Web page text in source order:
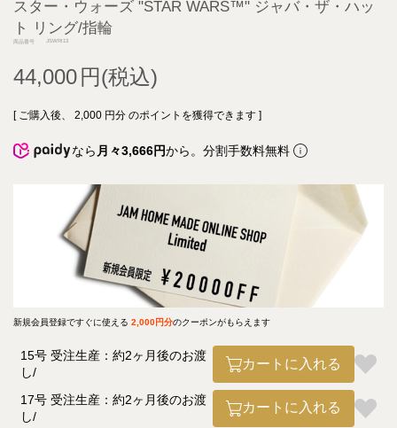
スター・ウォーズ "STAR WARS™" ジャバ・ザ・ハッ
ト リング/指輪
商品番号 JSWRI13
44,000
[ ご購入後、 2,000 円分 のポイントを獲得できます ]
なら 月々3,666円から。分割手数料無料
新規会員登録ですぐに使える 2,000円分のクーポンがもらえます
15号 受注生産：約2ヶ月後のお渡
し
カートに入れる
17号 受注生産：約2ヶ月後のお渡
し
カートに入れる